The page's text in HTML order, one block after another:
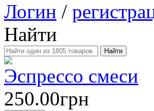
Логин /
Найти
Эспрессо смеси
250.00грн